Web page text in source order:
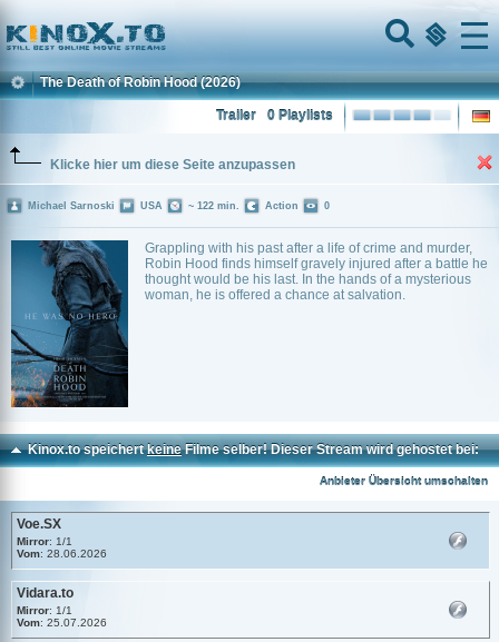
Home
Menu
The Death of Robin Hood (2026)
0 Playlists
Trailer
Klicke hier um diese Seite anzupassen
Grappling with his past after a life of crime and murder,
Robin Hood finds himself gravely injured after a battle he
thought would be his last. In the hands of a mysterious
woman, he is offered a chance at salvation.
Michael Sarnoski USA ~ 122 min. Action 0
Kinox.to speichertkeineFilme selber! Dieser Stream wird gehostet bei:
Anbieter Übersicht umschalten
Voe.SX
Mirror: 1/1
Vom: 28.06.2026
Vidara.to
Mirror: 1/1
Vom: 25.07.2026